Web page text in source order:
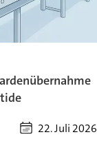
22. Juli 2026